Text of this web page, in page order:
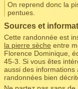
On reprend donc la
pentues.
Sources et
Cette randonnée est
la pierre sèche entre
Florence Dominique,
45-3. Si vous êtes
aussi des informations
randonnées bien